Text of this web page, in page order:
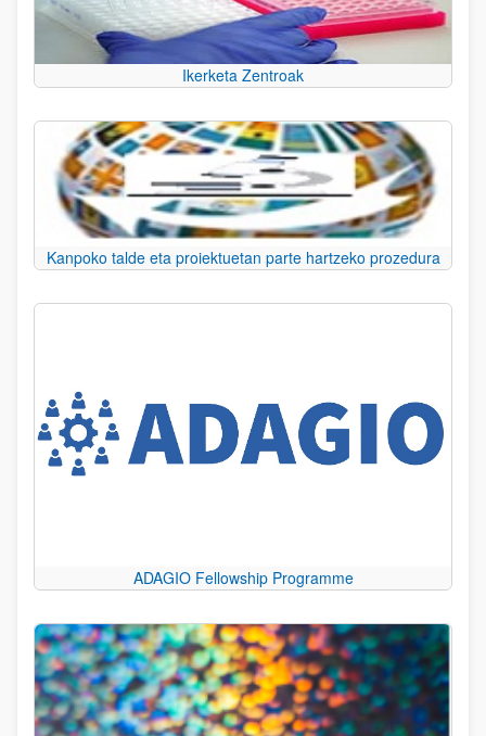
Ikerketa Zentroak
Kanpoko talde eta proiektuetan parte hartzeko prozedura
ADAGIO Fellowship Programme